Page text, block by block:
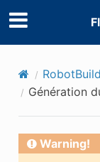
Génération
Warning!